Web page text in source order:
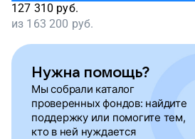
127 310 руб.
из 163 200 руб.
Нужна помощь?
Мы собрали каталог
проверенных фондов: найдите
поддержку или помогите тем,
кто в ней нуждается